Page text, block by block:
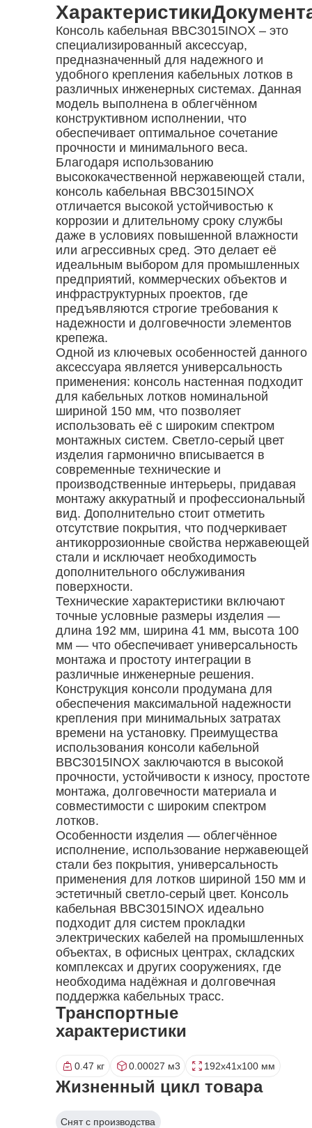
Характеристики
Консоль кабельная BBC3015INOX – это
специализированный аксессуар,
предназначенный для надежного и
удобного крепления кабельных лотков в
различных инженерных системах. Данная
модель выполнена в облегчённом
конструктивном исполнении, что
обеспечивает оптимальное сочетание
прочности и минимального веса.
Благодаря использованию
высококачественной нержавеющей стали,
консоль кабельная BBC3015INOX
отличается высокой устойчивостью к
коррозии и длительному сроку службы
даже в условиях повышенной влажности
или агрессивных сред. Это делает её
идеальным выбором для промышленных
предприятий, коммерческих объектов и
инфраструктурных проектов, где
предъявляются строгие требования к
надежности и долговечности элементов
крепежа.
Одной из ключевых особенностей данного
аксессуара является универсальность
применения: консоль настенная подходит
для кабельных лотков номинальной
шириной 150 мм, что позволяет
использовать её с широким спектром
монтажных систем. Светло-серый цвет
изделия гармонично вписывается в
современные технические и
производственные интерьеры, придавая
монтажу аккуратный и профессиональный
вид. Дополнительно стоит отметить
отсутствие покрытия, что подчеркивает
антикоррозионные свойства нержавеющей
стали и исключает необходимость
дополнительного обслуживания
поверхности.
Технические характеристики включают
точные условные размеры изделия —
длина 192 мм, ширина 41 мм, высота 100
мм — что обеспечивает универсальность
монтажа и простоту интеграции в
различные инженерные решения.
Конструкция консоли продумана для
обеспечения максимальной надежности
крепления при минимальных затратах
времени на установку. Преимущества
использования консоли кабельной
BBC3015INOX заключаются в высокой
прочности, устойчивости к износу, простоте
монтажа, долговечности материала и
совместимости с широким спектром
лотков.
Особенности изделия — облегчённое
исполнение, использование нержавеющей
стали без покрытия, универсальность
применения для лотков шириной 150 мм и
эстетичный светло-серый цвет. Консоль
кабельная BBC3015INOX идеально
подходит для систем прокладки
электрических кабелей на промышленных
объектах, в офисных центрах, складских
комплексах и других сооружениях, где
необходима надёжная и долговечная
поддержка кабельных трасс.
Транспортные
характеристики
0.47 кг 0.00027 м3 192x41x100 мм
Жизненный цикл товара
Снят с производства